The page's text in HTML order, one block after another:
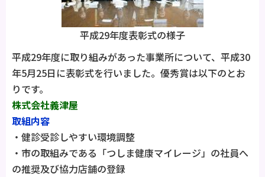
平成29年度表彰式の様子
平成29年度に取り組みがあった事業所について、平成30
年5月25日に表彰式を行いました。優秀賞は以下のとお
りです。
株式会社義津屋
取組内容
・健診受診しやすい環境調整
・市の取組みである「つしま健康マイレージ」の社員へ
の推奨及び協力店舗の登録